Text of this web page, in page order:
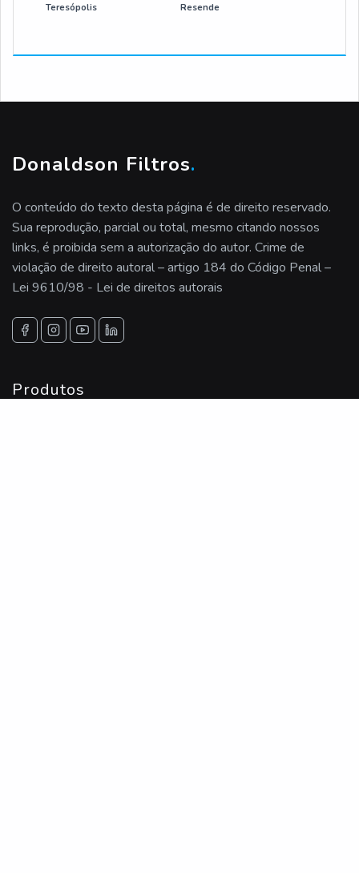
Teresópolis Resende
Donaldson Filtros.
O conteúdo do texto desta página é de direito reservado.
Sua reprodução, parcial ou total, mesmo citando nossos
links, é proibida sem a autorização do autor. Crime de
violação de direito autoral – artigo 184 do Código Penal –
Lei 9610/98 - Lei de direitos autorais
Produtos